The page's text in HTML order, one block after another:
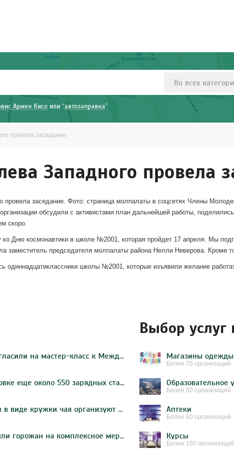
Во всех
Армен Кисо или “автозаправка”
провела заседание
Западного провела
провела заседание. Фото: страница молпалаты в соцсетях Члены
обсудили с активистами план дальнейшей работы,
скоро.
Дню космонавтики в школе №2001, которая пройдет 17 апреля. Мы
заместитель председателя молпалаты района Нелли Неверова. Кроме
одиннадцатиклассники школы №2001, которые изъявили желание
Жителей Бирюлева Западного пригласили на мастер-класс к Международному женскому дню от активистов молодежной палаты
Собянин принял решение об установке еще около 550 зарядных станций для авто
Мероприятие по созданию поделки в виде кружки чая организуют в КЦ «Дружба»
Сотрудники КЦ «Дружба» пригласили горожан на комплексное мероприятие
Выбор услуг
Магазины одежды
Более 70 организаций
Более 50 организаций
Аптеки
Более 60 организаций
Курсы
Более 150 организаций